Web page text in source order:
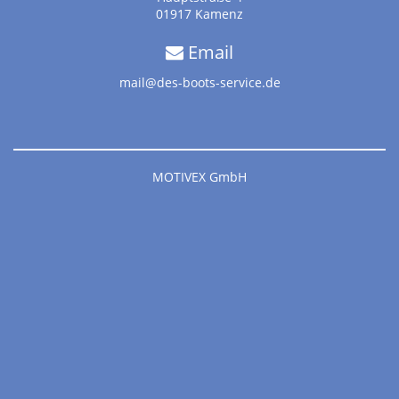
01917 Kamenz
Email
mail@des-boots-service.de
MOTIVEX GmbH